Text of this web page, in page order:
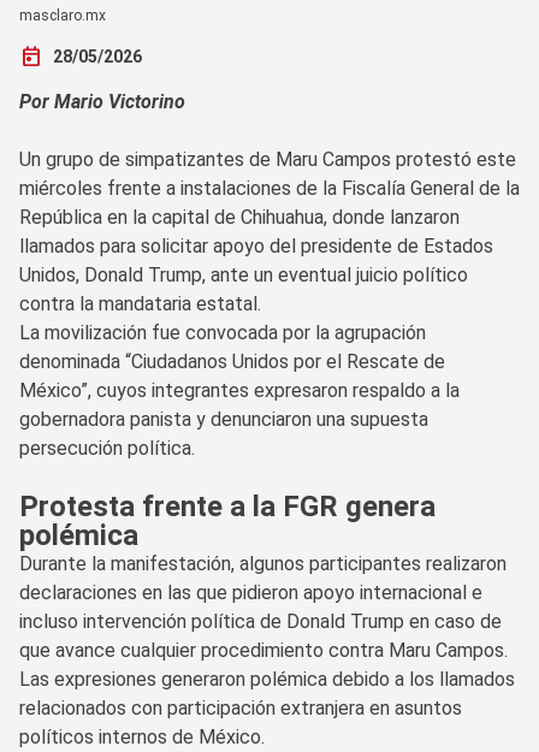
masclaro.mx
today 28/05/2026
Por Mario Victorino
Un grupo de simpatizantes de Maru Campos protestó este
miércoles frente a instalaciones de la Fiscalía General de la
República en la capital de Chihuahua, donde lanzaron
llamados para solicitar apoyo del presidente de Estados
Unidos, Donald Trump, ante un eventual juicio político
contra la mandataria estatal.
La movilización fue convocada por la agrupación
denominada “Ciudadanos Unidos por el Rescate de
México”, cuyos integrantes expresaron respaldo a la
gobernadora panista y denunciaron una supuesta
persecución política.
Protesta frente a la FGR genera
polémica
Durante la manifestación, algunos participantes realizaron
declaraciones en las que pidieron apoyo internacional e
incluso intervención política de Donald Trump en caso de
que avance cualquier procedimiento contra Maru Campos.
Las expresiones generaron polémica debido a los llamados
relacionados con participación extranjera en asuntos
políticos internos de México.